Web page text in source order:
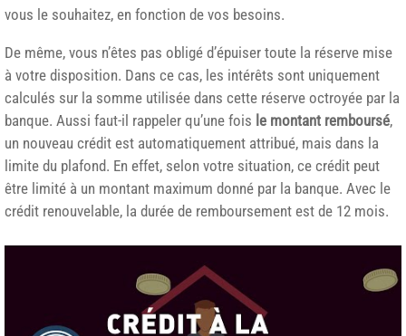
vous le souhaitez, en fonction de vos besoins.
De même, vous n’êtes pas obligé d’épuiser toute la réserve mise
à votre disposition. Dans ce cas, les intérêts sont uniquement
calculés sur la somme utilisée dans cette réserve octroyée par la
banque. Aussi faut-il rappeler qu’une fois le montant remboursé,
un nouveau crédit est automatiquement attribué, mais dans la
limite du plafond. En effet, selon votre situation, ce crédit peut
être limité à un montant maximum donné par la banque. Avec le
crédit renouvelable, la durée de remboursement est de 12 mois.